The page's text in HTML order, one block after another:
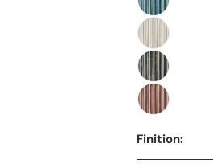
Finition: